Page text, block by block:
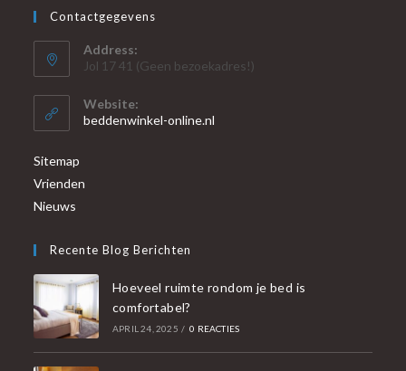
Contactgegevens
Address:
Jol 17 41 (Geen bezoekadres!)
Website:
beddenwinkel-online.nl
Sitemap
Vrienden
Nieuws
Recente Blog Berichten
Hoeveel ruimte rondom je bed is
comfortabel?
APRIL 24, 2025 / 0 REACTIES